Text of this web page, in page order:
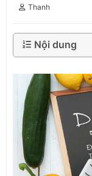
Thanh
Nội dung